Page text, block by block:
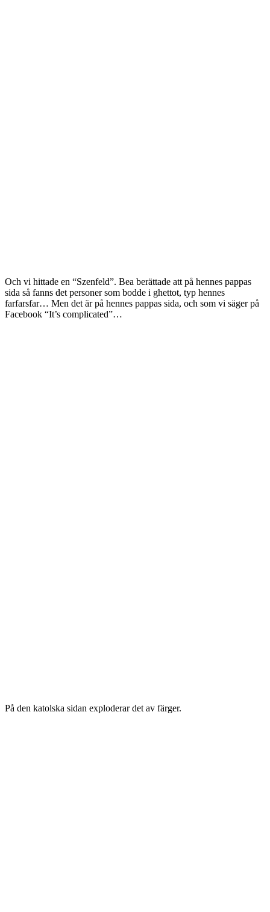
Och vi hittade en “Szenfeld”. Bea berättade att på hennes pappas
sida så fanns det personer som bodde i ghettot, typ hennes
farfarsfar… Men det är på hennes pappas sida, och som vi säger på
Facebook “It’s complicated”…
På den katolska sidan exploderar det av färger.